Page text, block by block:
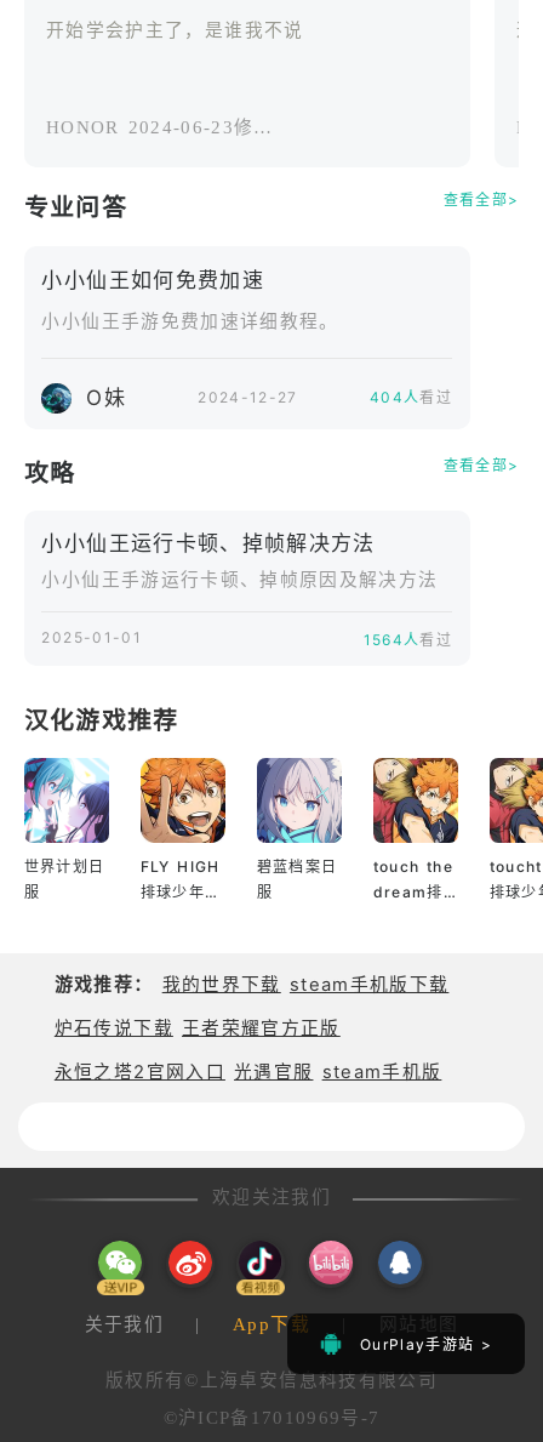
OurPlay手游站 >
【社交互动，共筑仙缘盛典】
曲，将修仙之路演绎成一场诗意之旅。
在花海竹林间畅游，在云端洞天中历练，快来成为最
开始学会护主了，是谁我不说
HONOR 2024-06-23修改过
这
专业问答 查看全部>
小小仙王如何免费加速
小小仙王手游免费加速详细教程。
O妹 2024-12-27 404人看过
攻略 查看全部>
小小仙王运行卡顿、掉帧解决方法
小小仙王手游运行卡顿、掉帧原因及解决方法
2025-01-01 1564人看过
汉化游戏推荐
世界计划日
服
FLY HIGH
排球少年日
碧蓝档案日
服
touch the
dream排
排球少
OurPlay手游站 >
游戏推荐： 我的世界下载 steam手机版下载
炉石传说下载 王者荣耀官方正版
永恒之塔2官网入口 光遇官服 steam手机版
欢迎关注我们
关于我们 | App下载 网站地图
版权所有©上海卓安信息科技有限公司
©沪ICP备17010969号-7